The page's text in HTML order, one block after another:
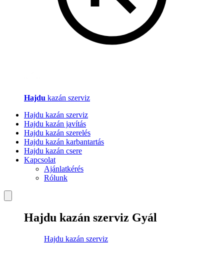
Hajdu kazán szerviz
Hajdu kazán szerviz
Hajdu kazán javítás
Hajdu kazán szerelés
Hajdu kazán karbantartás
Hajdu kazán csere
Kapcsolat
Ajánlatkérés
Rólunk
Hajdu kazán szerviz Gyál
Hajdu kazán szerviz